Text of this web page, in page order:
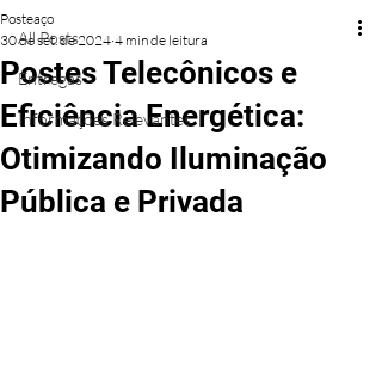
All Posts
Entregas
Informações Relevantes
Postes Telecônicos e
Eficiência Energética:
Otimizando Iluminação
Pública e Privada
Posteaço
30 de set. de 2024 4 min de leitura